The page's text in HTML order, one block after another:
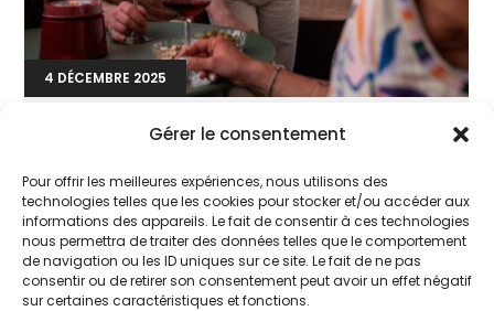
Gérer le consentement
Pour offrir les meilleures expériences, nous utilisons des
technologies telles que les cookies pour stocker et/ou accéder aux
informations des appareils. Le fait de consentir à ces technologies
nous permettra de traiter des données telles que le comportement
de navigation ou les ID uniques sur ce site. Le fait de ne pas
consentir ou de retirer son consentement peut avoir un effet négatif
sur certaines caractéristiques et fonctions.
4 DÉCEMBRE 2025
Flamme de Table – L’accessoire qui
transforme l’ambiance de votre
établissement.
Lire la suite